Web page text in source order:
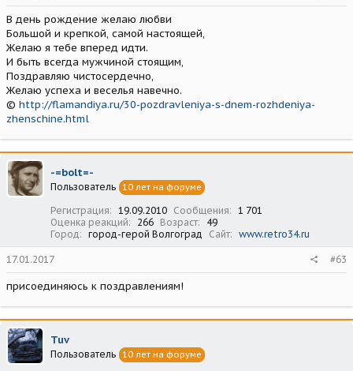
В день рождение желаю любви
Большой и крепкой, самой настоящей,
Желаю я тебе вперед идти.
И быть всегда мужчиной стоящим,
Поздравляю чистосердечно,
Желаю успеха и веселья навечно.
© http://flamandiya.ru/30-pozdravleniya-s-dnem-rozhdeniya-
zhenschine.html
-=bolt=-
Пользователь 10 лет на форуме
Регистрация 19.09.2010 Сообщения
1 701
Оценка реакций
266 Возраст
49
Город
город-герой Волгоград Сайт www.retro34.ru
17.01.2017 #63
присоединяюсь к поздравлениям!
Tuv
Пользователь 10 лет на форуме